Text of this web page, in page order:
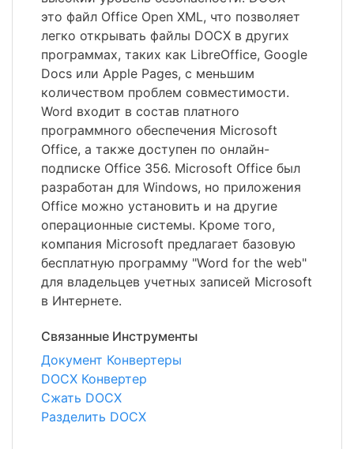
это файл Office Open XML, что позволяет
легко открывать файлы DOCX в других
программах, таких как LibreOffice, Google
Docs или Apple Pages, с меньшим
количеством проблем совместимости.
Word входит в состав платного
программного обеспечения Microsoft
Office, а также доступен по онлайн-
подписке Office 356. Microsoft Office был
разработан для Windows, но приложения
Office можно установить и на другие
операционные системы. Кроме того,
компания Microsoft предлагает базовую
бесплатную программу "Word for the web"
для владельцев учетных записей Microsoft
в Интернете.
Связанные Инструменты
Документ Конвертеры
DOCX Конвертер
Сжать DOCX
Разделить DOCX